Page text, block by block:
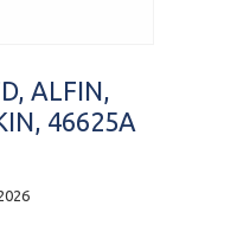
ALFIN,
46625A